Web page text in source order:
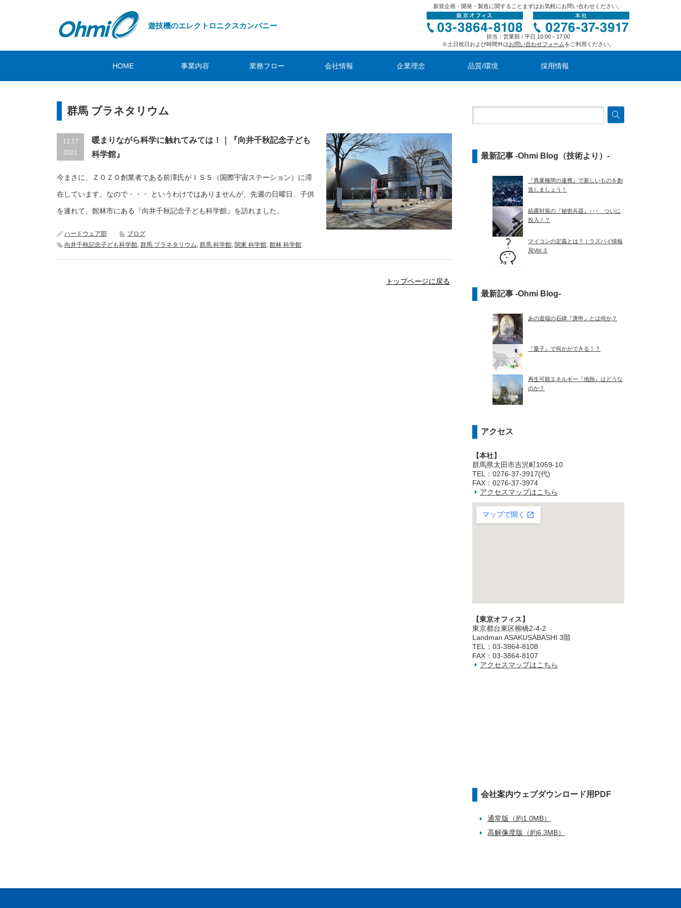
遊技機のエレクトロニクスカンパニー
新規企画・開発・製造に関することまずはお気軽にお問い合わせください。
担当：営業部 / 平日 10:00～17:00
※土日祝日および時間外はお問い合わせフォームをご利用ください。
HOME 事業内容 業務フロー 会社情報 企業理念 品質/環境 採用情報
群馬 プラネタリウム
12.17
2021
暖まりながら科学に触れてみては！｜『向井千秋記念子ども
科学館』
今まさに、ＺＯＺＯ創業者である前澤氏がＩＳＳ（国際宇宙ステーション）に滞
在しています。なので・・・ というわけではありませんが、先週の日曜日、子供
を連れて、館林市にある『向井千秋記念子ども科学館』を訪れました。
ハードウェア部
ブログ
向井千秋記念子ども科学館, 群馬 プラネタリウム, 群馬 科学館, 関東 科学館, 館林 科学館
トップページに戻る
最新記事 -Ohmi Blog（技術より）-
『異業種間の連携』で新しいものを創
造しましょう！
結露対策の『秘密兵器』･･･ ついに
投入！？
マイコンの定義とは？｜ラズパイ情報
局Vol.３
最新記事 -Ohmi Blog-
あの道端の石碑『庚申』とは何か？
『量子』で何かができる！？
再生可能エネルギー『地熱』はどうな
のか？
アクセス
【本社】
群馬県太田市吉沢町1059-10
TEL：0276-37-3917(代)
FAX：0276-37-3974
アクセスマップはこちら
【東京オフィス】
東京都台東区柳橋2‐4‐2
Landman ASAKUSABASHI 3階
TEL：03‐3864‐8108
FAX：03‐3864‐8107
アクセスマップはこちら
会社案内ウェブダウンロード用PDF
通常版（約1.0MB）
高解像度版（約6.3MB）